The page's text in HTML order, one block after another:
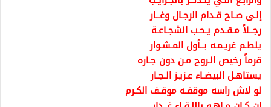
إلـى صـاح قـدام الرجـال وغــار
رجــلاً مـقـدم يـحـب الشجـاعـة
يلطـم غريـمـه بــأول المـشـوار
قرماً رخيص الـروح مـن دون جـاره
يستاهـل البيضـاء عـزيـز الـجـار
لو لاش راسه موقفـه موقـف الكـرم